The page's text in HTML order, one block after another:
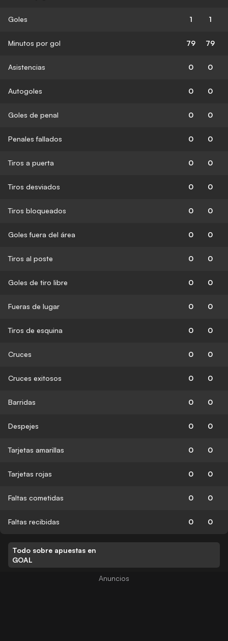
Goles 1 1
Minutos por gol 79 79
Asistencias 0 0
Autogoles 0 0
Goles de penal 0 0
Penales fallados 0 0
Tiros a puerta 0 0
Tiros desviados 0 0
Tiros bloqueados 0 0
Goles fuera del área 0 0
Tiros al poste 0 0
Goles de tiro libre 0 0
Fueras de lugar 0 0
Tiros de esquina 0 0
Cruces 0 0
Cruces exitosos 0 0
Barridas 0 0
Despejes 0 0
Tarjetas amarillas 0 0
Tarjetas rojas 0 0
Faltas cometidas 0 0
Faltas recibidas 0 0
Todo sobre apuestas en
GOAL